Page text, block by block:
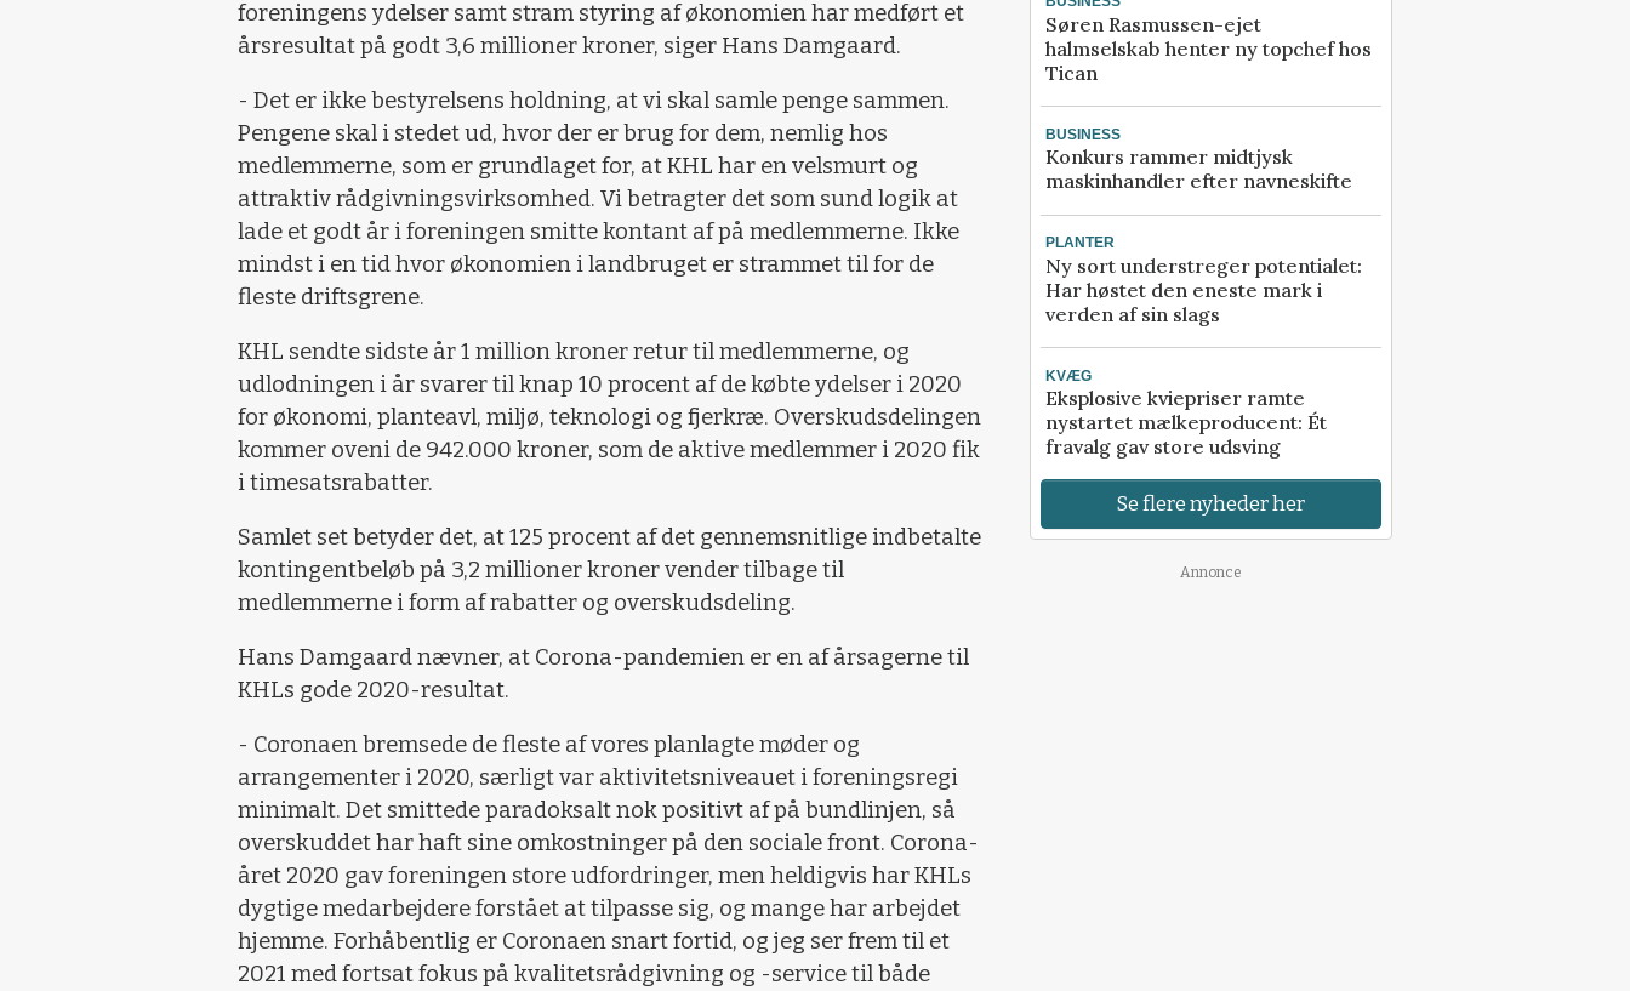
foreningens ydelser samt stram styring af økonomien har medført et
årsresultat på godt 3,6 millioner kroner, siger Hans Damgaard.
- Det er ikke bestyrelsens holdning, at vi skal samle penge sammen.
Pengene skal i stedet ud, hvor der er brug for dem, nemlig hos
medlemmerne, som er grundlaget for, at KHL har en velsmurt og
attraktiv rådgivningsvirksomhed. Vi betragter det som sund logik at
lade et godt år i foreningen smitte kontant af på medlemmerne. Ikke
mindst i en tid hvor økonomien i landbruget er strammet til for de
fleste driftsgrene.
KHL sendte sidste år 1 million kroner retur til medlemmerne, og
udlodningen i år svarer til knap 10 procent af de købte ydelser i 2020
for økonomi, planteavl, miljø, teknologi og fjerkræ. Overskudsdelingen
kommer oveni de 942.000 kroner, som de aktive medlemmer i 2020 fik
i timesatsrabatter.
Samlet set betyder det, at 125 procent af det gennemsnitlige indbetalte
kontingentbeløb på 3,2 millioner kroner vender tilbage til
medlemmerne i form af rabatter og overskudsdeling.
Hans Damgaard nævner, at Corona-pandemien er en af årsagerne til
KHLs gode 2020-resultat.
- Coronaen bremsede de fleste af vores planlagte møder og
arrangementer i 2020, særligt var aktivitetsniveauet i foreningsregi
minimalt. Det smittede paradoksalt nok positivt af på bundlinjen, så
overskuddet har haft sine omkostninger på den sociale front. Corona-
året 2020 gav foreningen store udfordringer, men heldigvis har KHLs
dygtige medarbejdere forstået at tilpasse sig, og mange har arbejdet
hjemme. Forhåbentlig er Coronaen snart fortid, og jeg ser frem til et
2021 med fortsat fokus på kvalitetsrådgivning og -service til både
Søren Rasmussen-ejet
halmselskab henter ny topchef hos
Tican
BUSINESS
Konkurs rammer midtjysk
maskinhandler efter navneskifte
PLANTER
Ny sort understreger potentialet:
Har høstet den eneste mark i
verden af sin slags
KVÆG
Eksplosive kviepriser ramte
nystartet mælkeproducent: Ét
fravalg gav store udsving
Se flere nyheder her
Annonce